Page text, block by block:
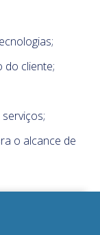
do cliente;
o alcance de